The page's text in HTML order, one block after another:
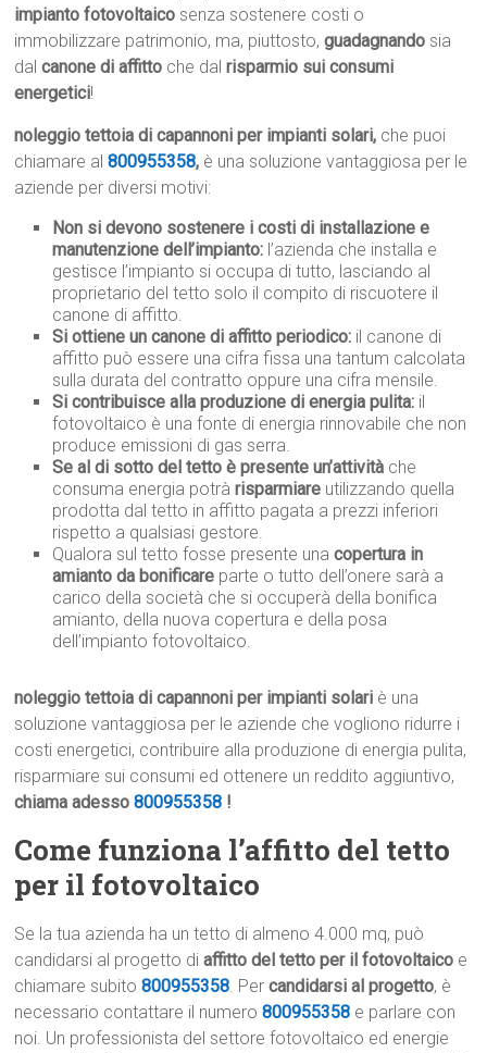
impianto fotovoltaico senza sostenere costi o
immobilizzare patrimonio, ma, piuttosto,guadagnando sia
dalcanone di affitto che dalrisparmio sui consumi
energetici!
noleggio tettoia di capannoni per impianti solari, che puoi
chiamare al800955358, è una soluzione vantaggiosa per le
aziende per diversi motivi:
Non si devono sostenere i costi di installazione e
manutenzione dell’impianto: l’azienda che installa e
gestisce l’impianto si occupa di tutto, lasciando al
proprietario del tetto solo il compito di riscuotere il
canone di affitto.
Si ottiene un canone di affitto periodico: il canone di
affitto può essere una cifra fissa una tantum calcolata
sulla durata del contratto oppure una cifra mensile.
Si contribuisce alla produzione di energia pulita: il
fotovoltaico è una fonte di energia rinnovabile che non
produce emissioni di gas serra.
Se al di sotto del tetto è presente un’attività che
consuma energia potràrisparmiare utilizzando quella
prodotta dal tetto in affitto pagata a prezzi inferiori
rispetto a qualsiasi gestore.
Qualora sul tetto fosse presente unacopertura in
amianto da bonificare parte o tutto dell’onere sarà a
carico della società che si occuperà della bonifica
amianto, della nuova copertura e della posa
dell’impianto fotovoltaico.
noleggio tettoia di capannoni per impianti solari è una
soluzione vantaggiosa per le aziende che vogliono ridurre i
costi energetici, contribuire alla produzione di energia pulita,
risparmiare sui consumi ed ottenere un reddito aggiuntivo,
chiama adesso800955358 !
Come funziona l’affitto del tetto
per il fotovoltaico
Se la tua azienda ha un tetto di almeno 4.000 mq, può
candidarsi al progetto diaffitto del tetto per il fotovoltaico e
chiamare subito800955358. Percandidarsi al progetto, è
necessario contattare il numero800955358 e parlare con
noi. Un professionista del settore fotovoltaico ed energie